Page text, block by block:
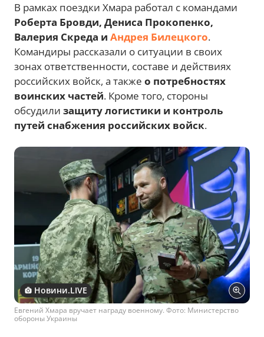
В рамках поездки Хмара работал с командами
Роберта Бровди, Дениса Прокопенко,
Валерия Скреда и Андрея Билецкого.
Командиры рассказали о ситуации в своих
зонах ответственности, составе и действиях
российских войск, а также о потребностях
воинских частей. Кроме того, стороны
обсудили защиту логистики и контроль
путей снабжения российских войск.
Новини.LIVE
Евгений Хмара вручает награду военному. Фото: Министерство
обороны Украины